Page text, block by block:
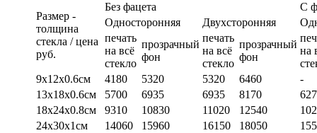
Размер -
толщина
стекла / цена
руб.
Без фацета
С
Односторонняя
Двухсторонняя
печать
на всё
стекло
прозрачный
фон
печать
на всё
стекло
прозрачный
фон
на
9х12х0.6см
4180 5320 5320 6460
-
13х18х0.6см
5700 6935 6935 8170
18х24х0.8см
9310 10830 11020 12540
24х30х1см
14060 15960 16150 18050